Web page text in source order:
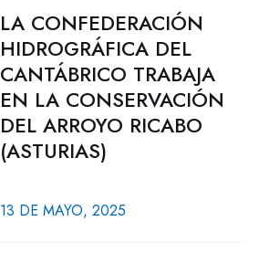
LA CONFEDERACIÓN
HIDROGRÁFICA DEL
CANTÁBRICO TRABAJA
EN LA CONSERVACIÓN
DEL ARROYO RICABO
(ASTURIAS)
13 DE MAYO, 2025